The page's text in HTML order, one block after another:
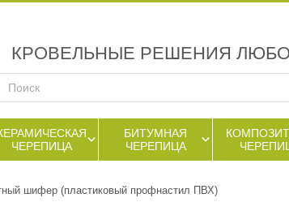
КРОВЕЛЬНЫЕ РЕШЕНИЯ
ЧЕРЕПИЦА
БИТУМНАЯ
ЧЕРЕПИЦА
шифер (пластиковый профнастил ПВХ)